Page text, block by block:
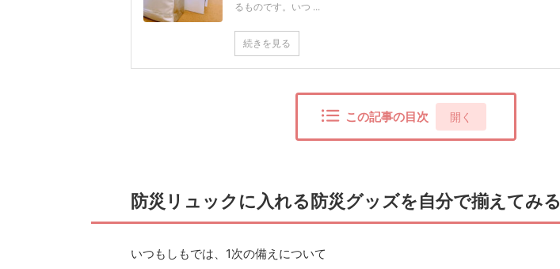
るものです。いつ ...
続きを見る
この記事の目次 開く
防災リュックに入れる防災グッズを自分で揃えてみる
いつもしもでは、1次の備えについて